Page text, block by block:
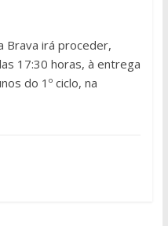
Brava irá proceder,
17:30 horas, à entrega
do 1º ciclo, na